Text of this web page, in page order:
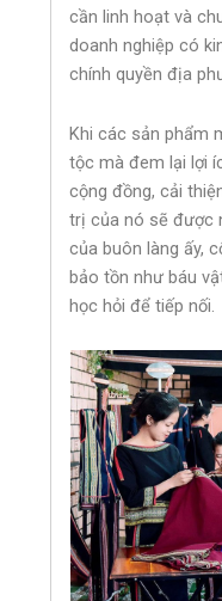
cần linh hoạt và
doanh nghiệp có
chính quyền địa
Khi các sản phẩm
tộc mà đem lại lợi
cộng đồng, cải
trị của nó sẽ được
của buôn làng ấy,
bảo tồn như báu
học hỏi để tiếp nối.